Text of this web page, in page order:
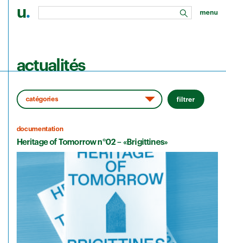
u. rechercher
menu
actualités
filtrer
documentation
Heritage of Tomorrow n°02 – «Brigittines»